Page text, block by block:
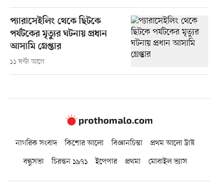
প্যারাসেইলিং থেকে ছিটকে
পর্যটকের মৃত্যুর ঘটনায় প্রধান
আসামি গ্রেপ্তার
১১ ঘণ্টা আগে
নাগরিক সংবাদ কিশোর আলো বিজ্ঞানচিন্তা
প্রথম আলো ট্রাস্ট
বন্ধুসভা
চিরন্তন ১৯৭১ ইপেপার প্রথমা মোবাইল ভ্যাস